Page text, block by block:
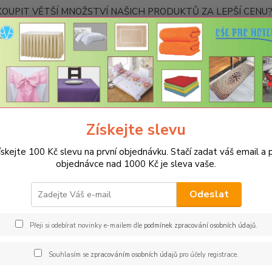
VĚTŠÍ MNOŽSTVÍ NAŠICH PRODUKTŮ ZA LEPŠÍ
Kontakty
Hledat
Hotelové povlečení Povlečení standard hladké s pruhem
standard hladké s
s
praní
Získejte slevu
100 Kč slevu na první objednávku. Stačí zadat váš email a
objednávce nad 1000 Kč je sleva vaše.
Odeslat
Přeji si odebírat novinky e-mailem dle podmínek zpracování osobních údajů.
Souhlasím se zpracováním osobních údajůpro účely registrace.